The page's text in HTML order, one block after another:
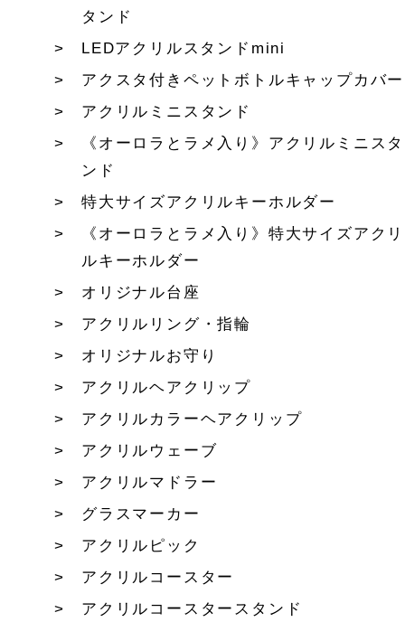
タンド
LEDアクリルスタンドmini
アクスタ付きペットボトルキャップカバー
アクリルミニスタンド
《オーロラとラメ入り》アクリルミニスタ
ンド
特大サイズアクリルキーホルダー
《オーロラとラメ入り》特大サイズアクリ
ルキーホルダー
オリジナル台座
アクリルリング・指輪
オリジナルお守り
アクリルヘアクリップ
アクリルカラーヘアクリップ
アクリルウェーブ
アクリルマドラー
グラスマーカー
アクリルピック
アクリルコースター
アクリルコースタースタンド